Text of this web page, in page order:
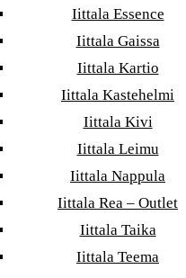
Iittala Essence
Iittala Gaissa
Iittala Kartio
Iittala Kastehelmi
Iittala Kivi
Iittala Leimu
Iittala Nappula
Iittala Rea – Outlet
Iittala Taika
Iittala Teema